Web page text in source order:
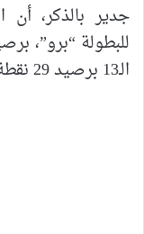
جدير بالذكر، أن
الـ13 برصيد 29 نقطة.